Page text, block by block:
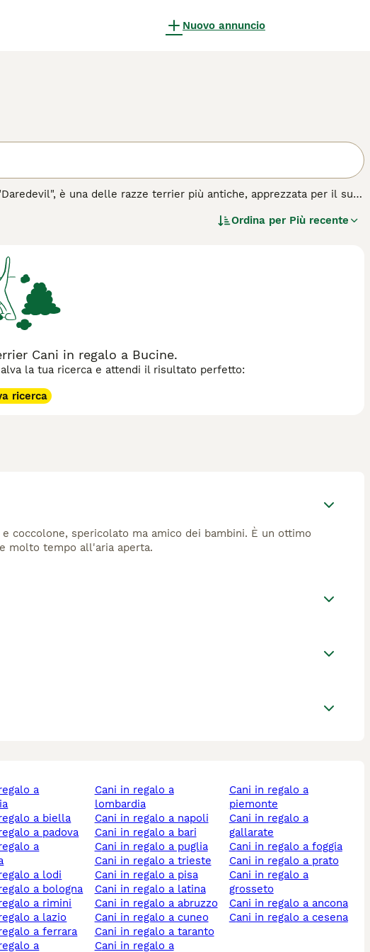
Nuovo annuncio
è una delle razze terrier più antiche, apprezzata per il suo
indomabile, essendo un compagno fedele e un eccellente cane
mantenere il manto in salute. È adatto a famiglie attive che
per questa razza.
Ordina per Più recente
Cani in regalo a Bucine.
la tua ricerca e attendi il risultato perfetto:
ricerca
coccolone, spericolato ma amico dei bambini. È un ottimo
molto tempo all'aria aperta.
a biella
a padova
a lodi
a bologna
a rimini
a lazio
a ferrara
cani in regalo a
lombardia
cani in regalo a napoli
cani in regalo a bari
cani in regalo a puglia
cani in regalo a trieste
cani in regalo a pisa
cani in regalo a latina
cani in regalo a abruzzo
cani in regalo a cuneo
cani in regalo a taranto
cani in regalo a
cani in regalo a
piemonte
cani in regalo a
gallarate
cani in regalo a foggia
cani in regalo a prato
cani in regalo a
grosseto
cani in regalo a ancona
cani in regalo a cesena